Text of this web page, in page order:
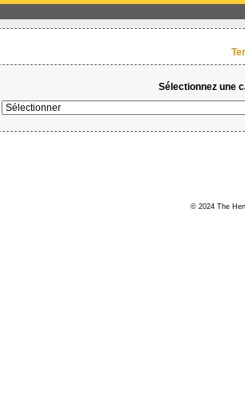
Sélectionnez une
© 2024 The